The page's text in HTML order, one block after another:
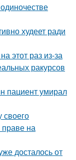
худеет ради
этот раз из-за
ракурсов
пациент умирал
своего
на
досталось от